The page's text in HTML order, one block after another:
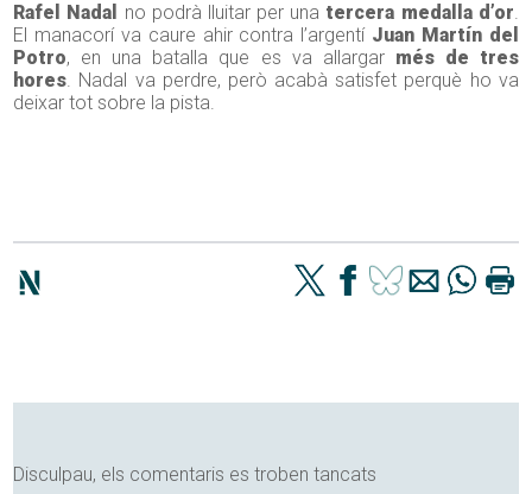
Rafel Nadal no podrà lluitar per una tercera medalla d’or.
El manacorí va caure ahir contra l’argentí Juan Martín del
Potro, en una batalla que es va allargar més de tres
hores. Nadal va perdre, però acabà satisfet perquè ho va
deixar tot sobre la pista.
Disculpau, els comentaris es troben tancats